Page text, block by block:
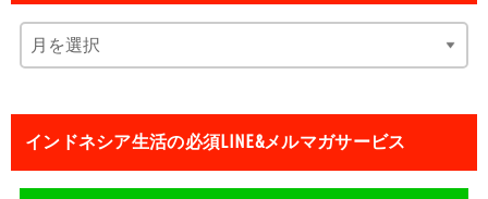
インドネシア生活の必須LINE&メルマガサービス